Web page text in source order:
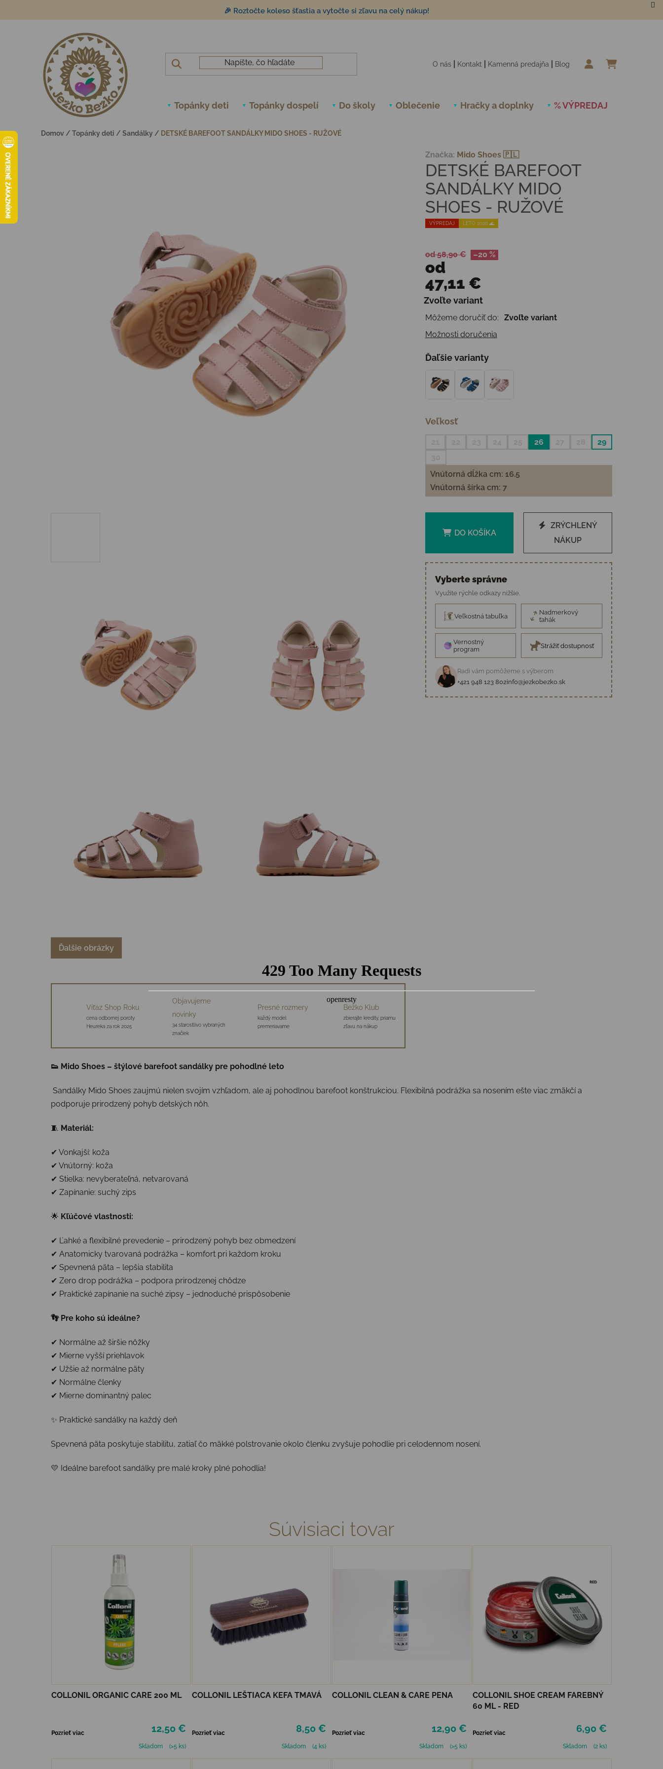
🎉 Roztočte koleso šťastia a vytočte si zľavu na celý nákup!
O nás Kontakt Kamenná predajňa Blog
Topánky deti Topánky dospelí Do školy Oblečenie Hračky a doplnky % VÝPREDAJ
Domov / Topánky deti / Sandálky / DETSKÉ BAREFOOT SANDÁLKY MIDO SHOES - RUŽOVÉ
VÝPREDAJ LETO 2026 🌊
DETSKÉ BAREFOOT
SANDÁLKY MIDO
SHOES - RUŽOVÉ
Značka: Mido Shoes 🇵🇱
od 58,90 € –20 %
od
47,11 €
Jednotková cena:
Zvoľte variant
Môžeme doručiť do:
Zvoľte variant
Možnosti doručenia
Ďaľšie varianty
Veľkosť
26
29
Vnútorná dĺžka cm: 16.5
Vnútorná šírka cm: 7
DO KOŠÍKA
ZRÝCHLENÝ
NÁKUP
Vyberte správne
Využite rýchle odkazy nižšie.
Veľkostná tabuľka
Nadmerkový
ťahák
Vernostný
program
Strážiť dostupnosť
Radi vám pomôžeme s výberom
+421 948 123 802info@jezkobezko.sk
Ďalšie obrázky
Víťaz Shop Roku
cena odbornej poroty
Heureka za rok 2025
Objavujeme
novinky
34 starostlivo vybraných
značiek
Presné rozmery
každý model
premeriavame
Bežko Klub
zbierajte kredity, priamu
zľavu na nákup
👟 Mido Shoes – štýlové barefoot sandálky pre pohodlné leto
Sandálky Mido Shoes zaujmú nielen svojím vzhľadom, ale aj pohodlnou barefoot konštrukciou. Flexibilná podrážka sa nosením ešte viac zmäkčí a
podporuje prirodzený pohyb detských nôh.
🧵 Materiál:
✔ Vonkajší: koža
✔ Vnútorný: koža
✔ Stielka: nevyberateľná, netvarovaná
✔ Zapínanie: suchý zips
🌟 Kľúčové vlastnosti:
✔ Ľahké a flexibilné prevedenie – prirodzený pohyb bez obmedzení
✔ Anatomicky tvarovaná podrážka – komfort pri každom kroku
✔ Spevnená päta – lepšia stabilita
✔ Zero drop podrážka – podpora prirodzenej chôdze
✔ Praktické zapínanie na suché zipsy – jednoduché prispôsobenie
👣 Pre koho sú ideálne?
✔ Normálne až širšie nôžky
✔ Mierne vyšší priehlavok
✔ Užšie až normálne päty
✔ Normálne členky
✔ Mierne dominantný palec
✨ Praktické sandálky na každý deň
Spevnená päta poskytuje stabilitu, zatiaľ čo mäkké polstrovanie okolo členku zvyšuje pohodlie pri celodennom nosení.
💛 Ideálne barefoot sandálky pre malé kroky plné pohodlia!
Súvisiaci tovar
COLLONIL ORGANIC CARE 200 ML
12,50 €
Pozrieť viac
Skladom
(>5 ks)
COLLONIL LEŠTIACA KEFA TMAVÁ
8,50 €
Pozrieť viac
Skladom
(4 ks)
COLLONIL CLEAN & CARE PENA
12,90 €
Pozrieť viac
Skladom
(>5 ks)
COLLONIL SHOE CREAM FAREBNÝ
60 ML - RED
6,90 €
Pozrieť viac
Skladom
(2 ks)